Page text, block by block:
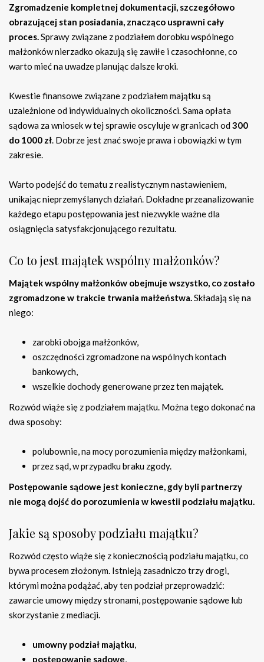
Zgromadzenie kompletnej dokumentacji, szczegółowo
obrazującej stan posiadania, znacząco usprawni cały
proces.Sprawy związane z podziałem dorobku wspólnego
małżonków nierzadko okazują się zawiłe i czasochłonne, co
warto mieć na uwadze planując dalsze kroki.
Kwestie finansowe związane z podziałem majątku są
uzależnione od indywidualnych okoliczności. Sama opłata
sądowa za wniosek w tej sprawie oscyluje w granicach od300
do 1000 zł. Dobrze jest znać swoje prawa i obowiązki w tym
zakresie.
Warto podejść do tematu z realistycznym nastawieniem,
unikając nieprzemyślanych działań. Dokładne przeanalizowanie
każdego etapu postępowania jest niezwykle ważne dla
osiągnięcia satysfakcjonującego rezultatu.
Co to jest majątek wspólny małżonków?
Majątek wspólny małżonków obejmuje wszystko, co zostało
zgromadzone w trakcie trwania małżeństwa.Składają się na
niego:
zarobki obojga małżonków,
oszczędności zgromadzone na wspólnych kontach
bankowych,
wszelkie dochody generowane przez ten majątek.
Rozwód wiąże się z podziałem majątku. Można tego dokonać na
dwa sposoby:
polubownie, na mocy porozumienia między małżonkami,
przez sąd, w przypadku braku zgody.
Postępowanie sądowe jest konieczne, gdy byli partnerzy
nie mogą dojść do porozumienia w kwestii podziału majątku.
Jakie są sposoby podziału majątku?
Rozwód często wiąże się z koniecznością podziału majątku, co
bywa procesem złożonym. Istnieją zasadniczo trzy drogi,
którymi można podążać, aby ten podział przeprowadzić:
zawarcie umowy między stronami, postępowanie sądowe lub
skorzystanie z mediacji.
umowny podział majątku,
postępowanie sądowe,